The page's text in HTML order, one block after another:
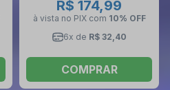
R$ 174,99
à vista no PIX com 10% OFF
6x de R$ 32,40
COMPRAR